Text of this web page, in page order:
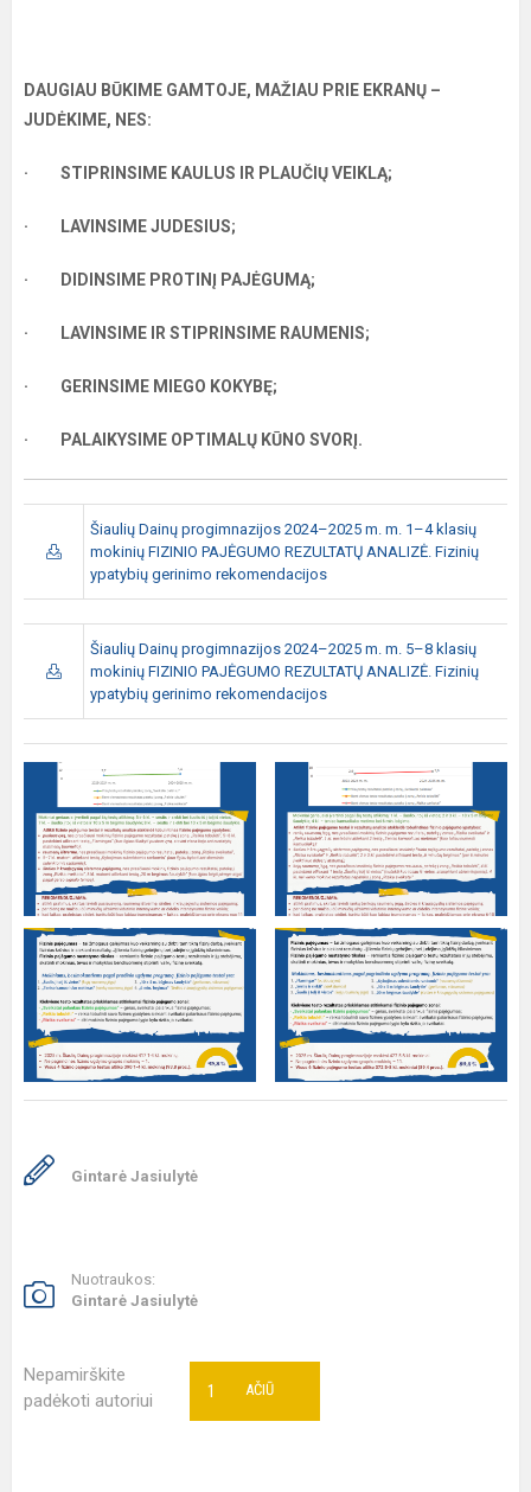
DAUGIAU BŪKIME GAMTOJE, MAŽIAU PRIE EKRANŲ –
JUDĖKIME, NES:
· STIPRINSIME KAULUS IR PLAUČIŲ VEIKLĄ;
· LAVINSIME JUDESIUS;
· DIDINSIME PROTINĮ PAJĖGUMĄ;
· LAVINSIME IR STIPRINSIME RAUMENIS;
· GERINSIME MIEGO KOKYBĘ;
· PALAIKYSIME OPTIMALŲ KŪNO SVORĮ.
Šiaulių Dainų progimnazijos 2024–2025 m. m. 1–4 klasių
mokinių FIZINIO PAJĖGUMO REZULTATŲ ANALIZĖ. Fizinių
ypatybių gerinimo rekomendacijos
Šiaulių Dainų progimnazijos 2024–2025 m. m. 5–8 klasių
mokinių FIZINIO PAJĖGUMO REZULTATŲ ANALIZĖ. Fizinių
ypatybių gerinimo rekomendacijos
Gintarė Jasiulytė
Nuotraukos:
Gintarė Jasiulytė
Nepamirškite
padėkoti autoriui
AČIŪ
1